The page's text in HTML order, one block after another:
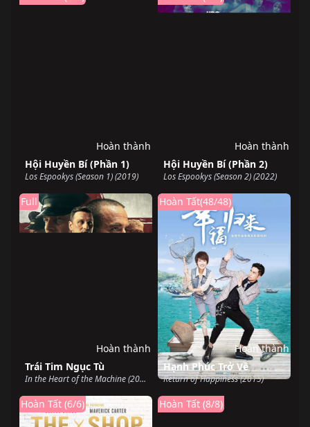
Hội Huyền Bí (Phần 1)
Los Espookys (Season 1) (2019)
Hoàn thành
Hội Huyền Bí (Phần 2)
Los Espookys (Season 2) (2022)
Hoàn thành
Trái Tim Ngục Tù
In the Heart of the Machine (2022)
Full
Hoàn thành
Hạnh Phúc Trở Về
Return of Happiness (2015)
Hoàn Tất(48/48)
Hoàn thành
Hoàn Tất (6/6) Hoàn Tất (8/8)